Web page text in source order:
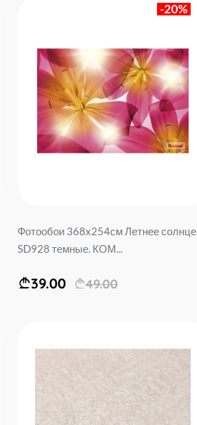
-20%
Фотообои 368x254см Летнее солнце
SD928 темные. КОМ...
39.00 49.00